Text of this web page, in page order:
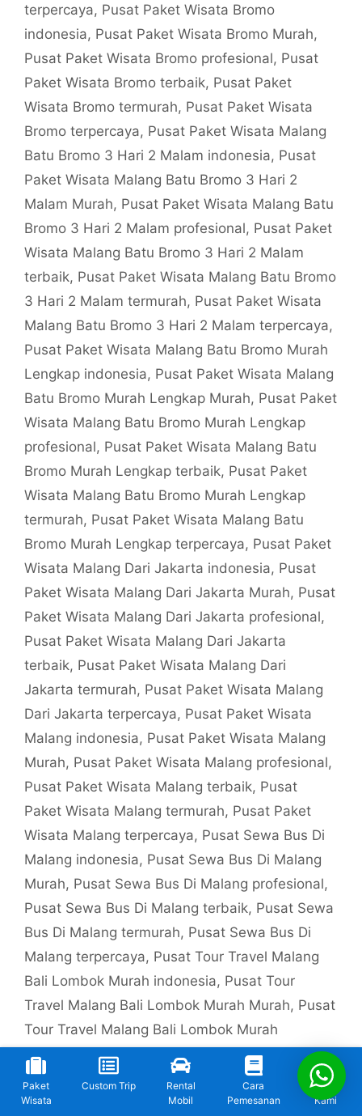
terpercaya, Pusat Paket Wisata Bromo
indonesia, Pusat Paket Wisata Bromo Murah,
Pusat Paket Wisata Bromo profesional, Pusat
Paket Wisata Bromo terbaik, Pusat Paket
Wisata Bromo termurah, Pusat Paket Wisata
Bromo terpercaya, Pusat Paket Wisata Malang
Batu Bromo 3 Hari 2 Malam indonesia, Pusat
Paket Wisata Malang Batu Bromo 3 Hari 2
Malam Murah, Pusat Paket Wisata Malang Batu
Bromo 3 Hari 2 Malam profesional, Pusat Paket
Wisata Malang Batu Bromo 3 Hari 2 Malam
terbaik, Pusat Paket Wisata Malang Batu Bromo
3 Hari 2 Malam termurah, Pusat Paket Wisata
Malang Batu Bromo 3 Hari 2 Malam terpercaya,
Pusat Paket Wisata Malang Batu Bromo Murah
Lengkap indonesia, Pusat Paket Wisata Malang
Batu Bromo Murah Lengkap Murah, Pusat Paket
Wisata Malang Batu Bromo Murah Lengkap
profesional, Pusat Paket Wisata Malang Batu
Bromo Murah Lengkap terbaik, Pusat Paket
Wisata Malang Batu Bromo Murah Lengkap
termurah, Pusat Paket Wisata Malang Batu
Bromo Murah Lengkap terpercaya, Pusat Paket
Wisata Malang Dari Jakarta indonesia, Pusat
Paket Wisata Malang Dari Jakarta Murah, Pusat
Paket Wisata Malang Dari Jakarta profesional,
Pusat Paket Wisata Malang Dari Jakarta
terbaik, Pusat Paket Wisata Malang Dari
Jakarta termurah, Pusat Paket Wisata Malang
Dari Jakarta terpercaya, Pusat Paket Wisata
Malang indonesia, Pusat Paket Wisata Malang
Murah, Pusat Paket Wisata Malang profesional,
Pusat Paket Wisata Malang terbaik, Pusat
Paket Wisata Malang termurah, Pusat Paket
Wisata Malang terpercaya, Pusat Sewa Bus Di
Malang indonesia, Pusat Sewa Bus Di Malang
Murah, Pusat Sewa Bus Di Malang profesional,
Pusat Sewa Bus Di Malang terbaik, Pusat Sewa
Bus Di Malang termurah, Pusat Sewa Bus Di
Malang terpercaya, Pusat Tour Travel Malang
Bali Lombok Murah indonesia, Pusat Tour
Travel Malang Bali Lombok Murah Murah, Pusat
Tour Travel Malang Bali Lombok Murah
profesional
,Pusat Tour Travel Malang Bali
Lombok Murah terbaik , Pusat Tour Travel
Malang Bali Lombok Murah termurah,Pusat
Paket
Wisata
Custom Trip
Rental
Mobil
Cara
Pemesanan
Kontak
Kami